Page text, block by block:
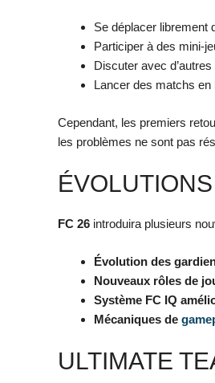
Se déplacer librement
Participer à des mini-
Discuter avec
Lancer des matchs en
Cependant, les premiers
les problèmes ne sont pas
FC 26 introduira plusieurs
Évolution des
Nouveaux rôles de
Système FC IQ
Mécaniques de
ULTIMATE